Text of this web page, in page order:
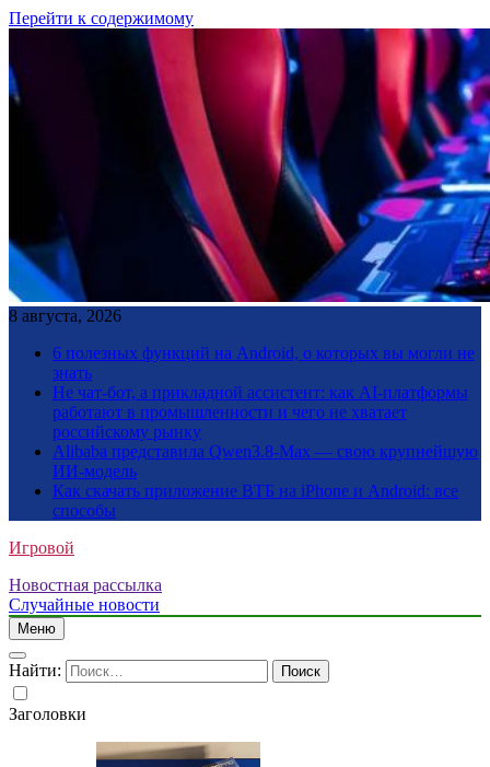
Перейти к содержимому
8 августа, 2026
6 полезных функций на Android, о которых вы могли не
знать
Не чат-бот, а прикладной ассистент: как AI-платформы
работают в промышленности и чего не хватает
российскому рынку
Alibaba представила Qwen3.8-Max — свою крупнейшую
ИИ-модель
Как скачать приложение ВТБ на iPhone и Android: все
способы
Игровой
Новостная рассылка
Случайные новости
Меню
Найти:
Заголовки